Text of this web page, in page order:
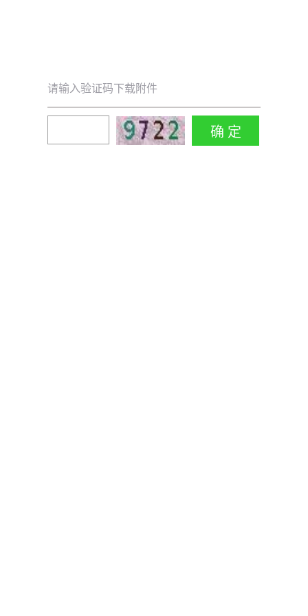
请输入验证码下载附件